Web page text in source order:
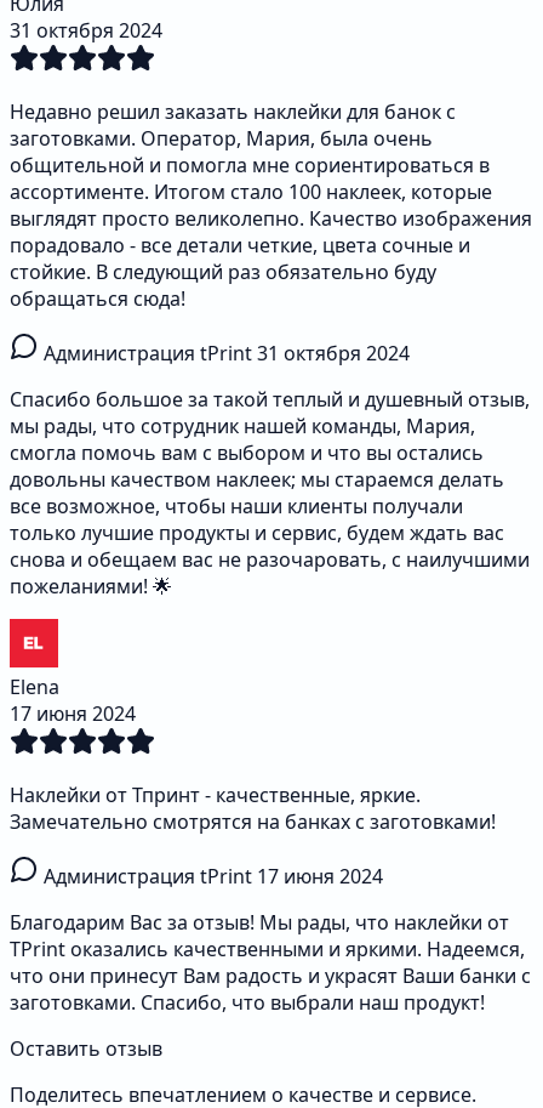
31 октября 2024
Недавно решил заказать наклейки для банок с
заготовками. Оператор, Мария, была очень
общительной и помогла мне сориентироваться в
ассортименте. Итогом стало 100 наклеек, которые
выглядят просто великолепно. Качество изображения
порадовало - все детали четкие, цвета сочные и
стойкие. В следующий раз обязательно буду
обращаться сюда!
Администрация tPrint31 октября 2024
Спасибо большое за такой теплый и душевный отзыв,
мы рады, что сотрудник нашей команды, Мария,
смогла помочь вам с выбором и что вы остались
довольны качеством наклеек; мы стараемся делать
все возможное, чтобы наши клиенты получали
только лучшие продукты и сервис, будем ждать вас
снова и обещаем вас не разочаровать, с наилучшими
пожеланиями! 🌟
Elena
17 июня 2024
Наклейки от Тпринт - качественные, яркие.
Замечательно смотрятся на банках с заготовками!
Администрация tPrint 17 июня 2024
Благодарим Вас за отзыв! Мы рады, что наклейки от
TPrint оказались качественными и яркими. Надеемся,
что они принесут Вам радость и украсят Ваши банки с
заготовками. Спасибо, что выбрали наш продукт!
Оставить отзыв
Поделитесь впечатлением о качестве и сервисе.